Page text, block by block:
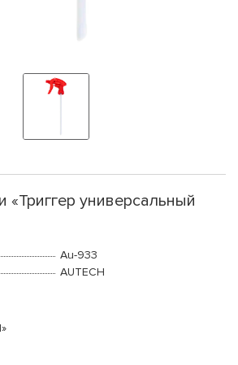
«Триггер универсальный
Au-933
AUTECH